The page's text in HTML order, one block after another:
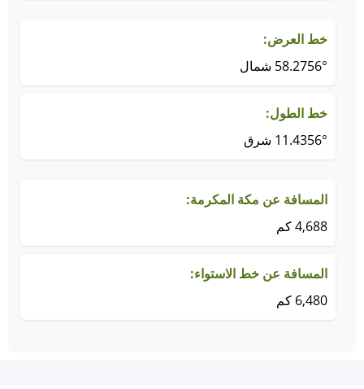
خط العرض:
58.2756° شمال
خط الطول:
11.4356° شرق
المسافة عن مكة المكرمة:
4,688 كم
المسافة عن خط الاستواء:
6,480 كم